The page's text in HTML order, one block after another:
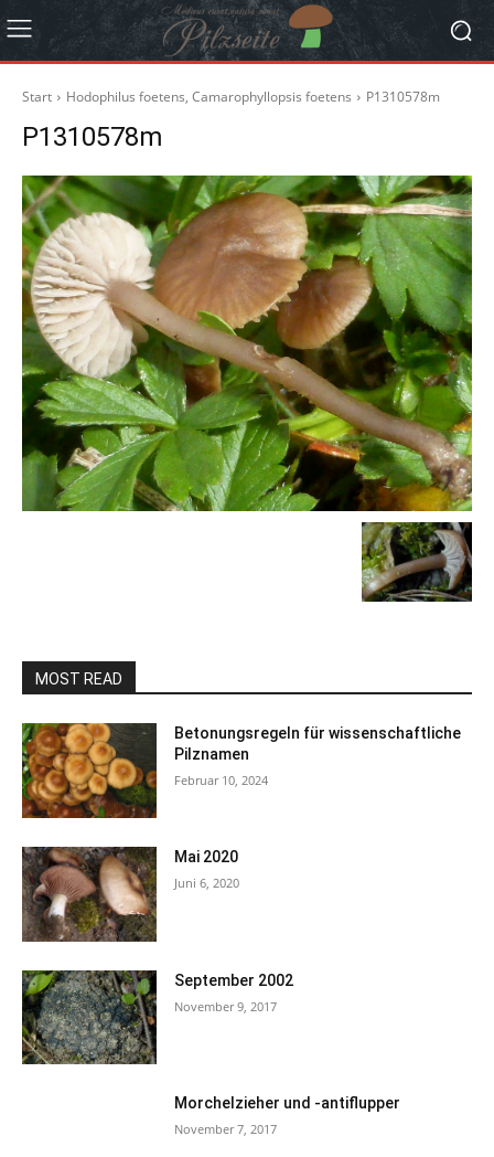
Start Hodophilus foetens, Camarophyllopsis foetens P1310578m
P1310578m
MOST READ
Betonungsregeln für wissenschaftliche
Pilznamen
Februar 10, 2024
Mai 2020
Juni 6, 2020
September 2002
November 9, 2017
Morchelzieher und -antiflupper
November 7, 2017